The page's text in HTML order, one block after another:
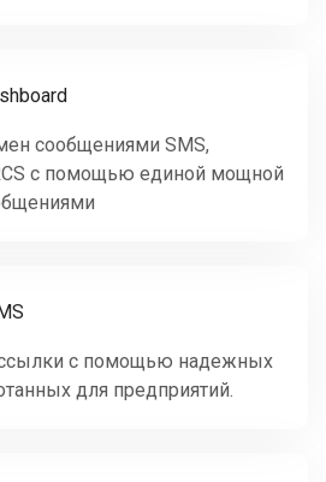
сообщениями SMS,
с помощью единой мощной
с помощью надежных
для предприятий.